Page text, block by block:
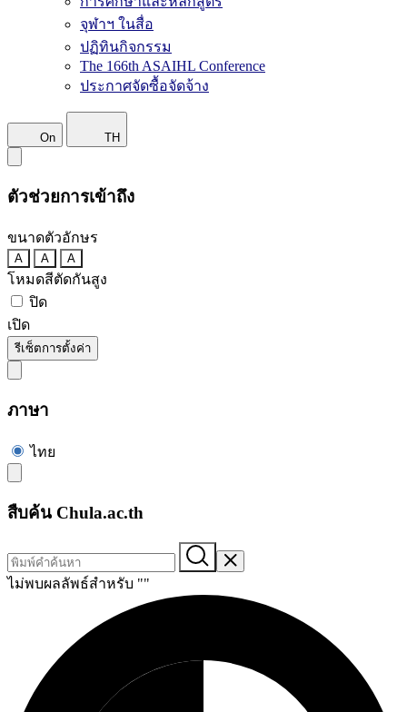
จุฬาฯ ในสื่อ
ปฏิทินกิจกรรม
The 166th ASAIHL Conference
ประกาศจัดซื้อจัดจ้าง
On TH
ตัวช่วยการเข้าถึง
ขนาดตัวอักษร
A A A
โหมดสีตัดกันสูง
ปิด
เปิด
รีเซ็ตการตั้งค่า
ภาษา
ไทย
สืบค้น Chula.ac.th
ไม่พบผลลัพธ์สำหรับ ""